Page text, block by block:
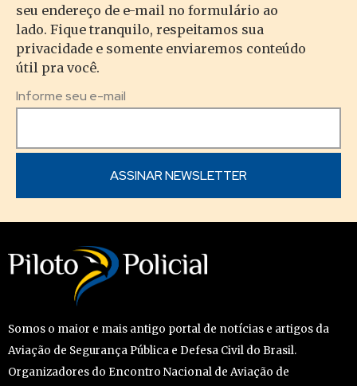
seu endereço de e-mail no formulário ao
lado. Fique tranquilo, respeitamos sua
privacidade e somente enviaremos conteúdo
útil pra você.
Informe seu e-mail
Somos o maior e mais antigo portal de notícias e artigos da
Aviação de Segurança Pública e Defesa Civil do Brasil.
Organizadores do Encontro Nacional de Aviação de